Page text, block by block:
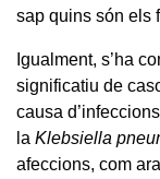
sap quins són els
Igualment, s’ha
significatiu de
causa
la Klebsiella
afeccions, com